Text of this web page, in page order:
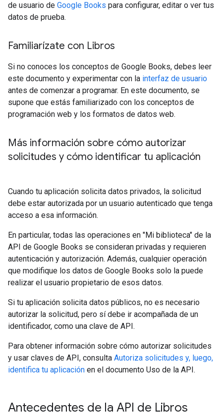
de usuario de Google Books para configurar, editar o ver tus
datos de prueba.
Familiarízate con Libros
Si no conoces los conceptos de Google Books, debes leer
este documento y experimentar con la interfaz de usuario
antes de comenzar a programar. En este documento, se
supone que estás familiarizado con los conceptos de
programación web y los formatos de datos web.
Más información sobre cómo autorizar
solicitudes y cómo identificar tu aplicación
Cuando tu aplicación solicita datos privados, la solicitud
debe estar autorizada por un usuario autenticado que tenga
acceso a esa información.
En particular, todas las operaciones en "Mi biblioteca" de la
API de Google Books se consideran privadas y requieren
autenticación y autorización. Además, cualquier operación
que modifique los datos de Google Books solo la puede
realizar el usuario propietario de esos datos.
Si tu aplicación solicita datos públicos, no es necesario
autorizar la solicitud, pero sí debe ir acompañada de un
identificador, como una clave de API.
Para obtener información sobre cómo autorizar solicitudes
y usar claves de API, consulta Autoriza solicitudes y, luego,
identifica tu aplicación en el documento Uso de la API.
Antecedentes de la API de Libros